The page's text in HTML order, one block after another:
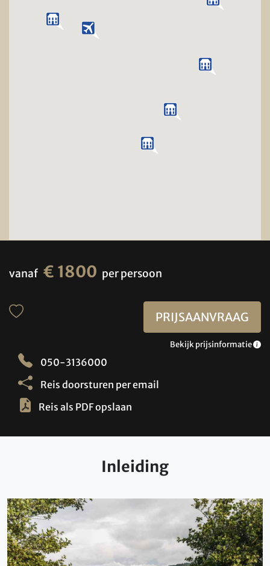
vanaf € 1800 per persoon
PRIJSAANVRAAG
Bekijk prijsinformatie
050-3136000
Reis doorsturen per email
Reis als PDF opslaan
Inleiding